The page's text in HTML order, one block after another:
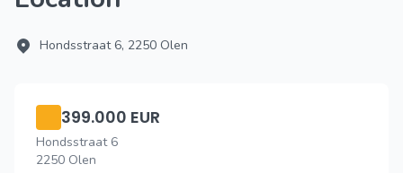
Hondsstraat 6, 2250 Olen
399.000 EUR
Hondsstraat 6
2250 Olen